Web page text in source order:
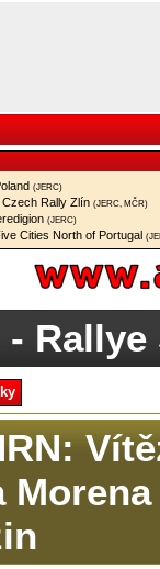
(JERC)
Czech Rally Zlín (JERC, MČR)
(JERC)
Cities North of Portugal
- Rallye